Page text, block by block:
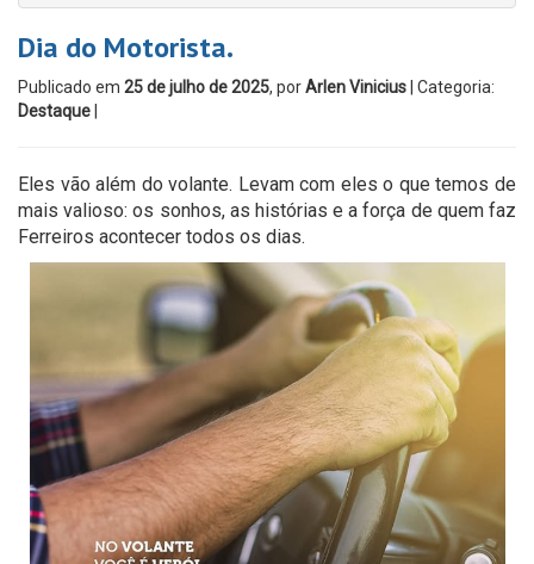
Dia do Motorista.
Publicado em 25 de julho de 2025, porArlen Vinicius | Categoria:
Destaque
Eles vão além do volante. Levam com eles o que temos de
mais valioso: os sonhos, as histórias e a força de quem faz
Ferreiros acontecer todos os dias.